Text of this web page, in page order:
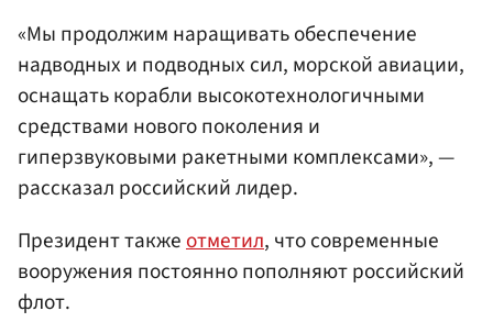
«Мы продолжим наращивать обеспечение
надводных и подводных сил, морской авиации,
оснащать корабли высокотехнологичными
средствами нового поколения и
гиперзвуковыми ракетными комплексами», —
рассказал российский лидер.
Президент также отметил, что современные
вооружения постоянно пополняют российский
флот.